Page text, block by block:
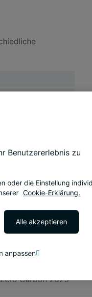
nachhaltigen,
und flexiblen
SKA Gold,
der
des
das Wohlbefinden
Mitarbeiter als
Carbon 2025
Benutzererlebnis zu
oder die Einstellung
Cookie-Erklärung.
Alle akzeptieren
anpassen